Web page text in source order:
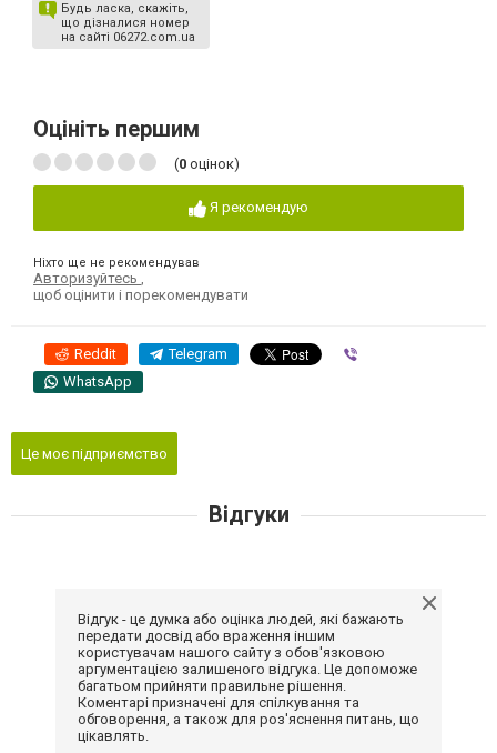
Будь ласка, скажіть,
що дізналися номер
на сайті 06272.com.ua
Оцініть першим
(0 оцінок)
Я рекомендую
Ніхто ще не рекомендував
Авторизуйтесь
щоб оцінити і порекомендувати
Reddit Telegram
WhatsApp
Це моє підприємство
Відгуки
Відгук - це думка або оцінка людей, які бажають
передати досвід або враження іншим
користувачам нашого сайту з обов'язковою
аргументацією залишеного відгука. Це допоможе
багатьом прийняти правильне рішення.
Коментарі призначені для спілкування та
обговорення, а також для роз'яснення питань, що
цікавлять.